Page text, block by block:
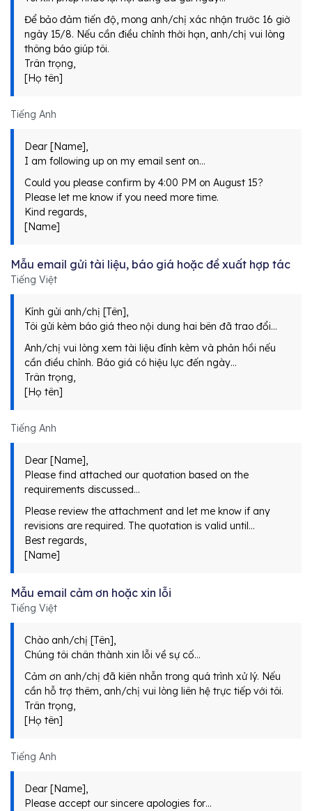
Để bảo đảm tiến độ, mong anh/chị xác nhận trước 16 giờ
ngày 15/8. Nếu cần điều chỉnh thời hạn, anh/chị vui lòng
thông báo giúp tôi.
Trân trọng,
[Họ tên]
Tiếng Anh
Dear [Name],
I am following up on my email sent on…
Could you please confirm by 4:00 PM on August 15?
Please let me know if you need more time.
Kind regards,
[Name]
Mẫu email gửi tài liệu, báo giá hoặc đề xuất hợp tác
Tiếng Việt
Kính gửi anh/chị [Tên],
Tôi gửi kèm báo giá theo nội dung hai bên đã trao đổi…
Anh/chị vui lòng xem tài liệu đính kèm và phản hồi nếu
cần điều chỉnh. Báo giá có hiệu lực đến ngày…
Trân trọng,
[Họ tên]
Tiếng Anh
Dear [Name],
Please find attached our quotation based on the
requirements discussed…
Please review the attachment and let me know if any
revisions are required. The quotation is valid until…
Best regards,
[Name]
Mẫu email cảm ơn hoặc xin lỗi
Tiếng Việt
Chào anh/chị [Tên],
Chúng tôi chân thành xin lỗi về sự cố…
Cảm ơn anh/chị đã kiên nhẫn trong quá trình xử lý. Nếu
cần hỗ trợ thêm, anh/chị vui lòng liên hệ trực tiếp với tôi.
Trân trọng,
[Họ tên]
Tiếng Anh
Dear [Name],
Please accept our sincere apologies for…